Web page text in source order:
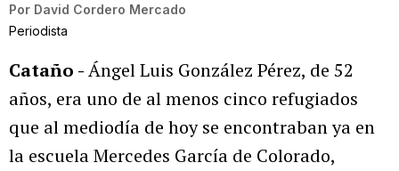
Por David Cordero Mercado
Periodista
Cataño -Ángel Luis González Pérez, de 52
años, era uno de al menos cinco refugiados
que al mediodía de hoy se encontraban ya en
la escuela Mercedes García de Colorado,